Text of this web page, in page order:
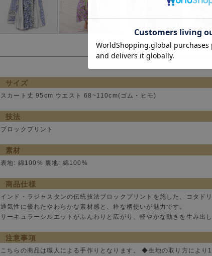
サイズ
スカート丈 95cm ウエスト 68~110cm(ゴム・ヒモ)
技法
ブロックプリント
素材
表地: 綿100% 裏地: 綿100%
商品仕様
インド・ラジャスタンの伝統技法ブロックプリントを施した、コタド
通気性に優れたやわらかな素材感と、粋な柄使いが魅力です。
サーキュラーシルエットがふんわりと広がり、軽やかな動きを生み出し
注意事項
こちらの商品は職人による手作りとなります。 ◆生地の取り方によ